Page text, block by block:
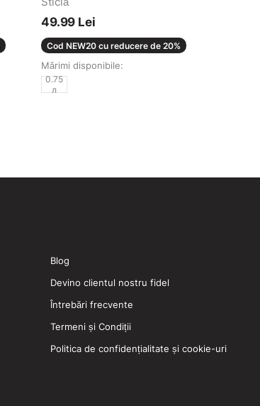
49.99 Lei
Cod NEW20 cu reducere de 20%
Mărimi disponibile:
0.75
л
Blog
Devino clientul nostru fidel
Întrebări frecvente
Termeni și Condiții
Politica de confidențialitate și cookie-uri